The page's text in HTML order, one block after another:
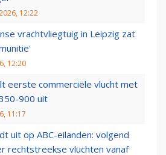
12:22
vrachtvliegtuig in Leipzig zat
12:20
eerste commerciële vlucht met
900 uit
11:17
uit op ABC-eilanden: volgend
rechtstreekse vluchten vanaf